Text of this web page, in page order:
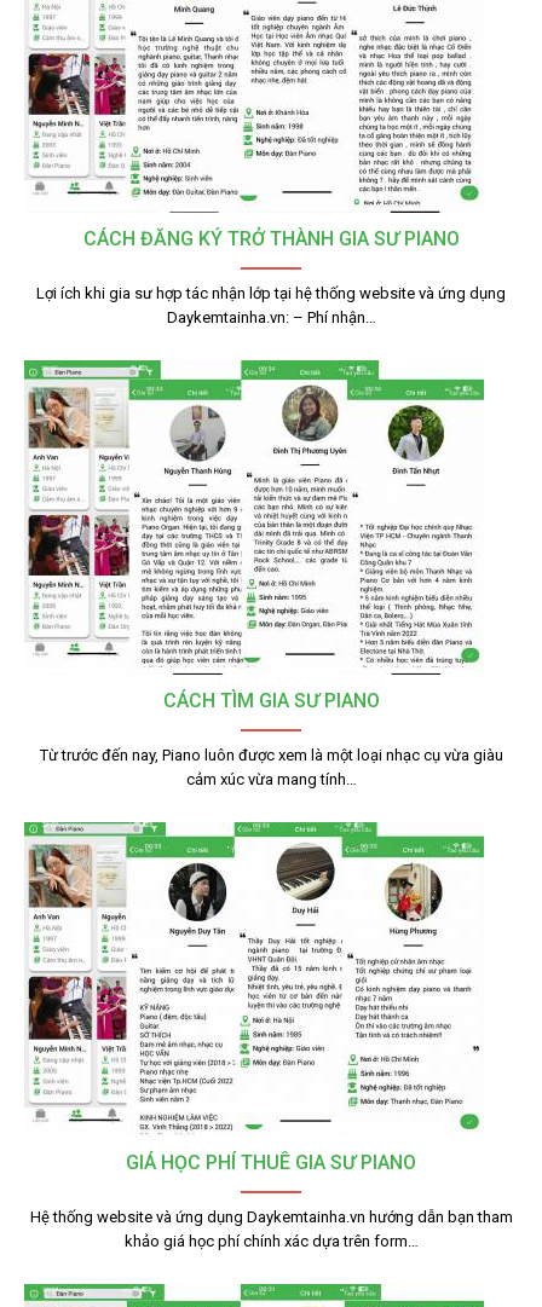
CÁCH ĐĂNG KÝ TRỞ THÀNH GIA SƯ PIANO
Lợi ích khi gia sư hợp tác nhận lớp tại hệ thống website và ứng dụng
Daykemtainha.vn: – Phí nhận…
CÁCH TÌM GIA SƯ PIANO
Từ trước đến nay, Piano luôn được xem là một loại nhạc cụ vừa giàu
cảm xúc vừa mang tính…
GIÁ HỌC PHÍ THUÊ GIA SƯ PIANO
Hệ thống website và ứng dụng Daykemtainha.vn hướng dẫn bạn tham
khảo giá học phí chính xác dựa trên form…